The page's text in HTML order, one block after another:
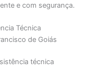
e com segurança.
Técnica
de Goiás
técnica